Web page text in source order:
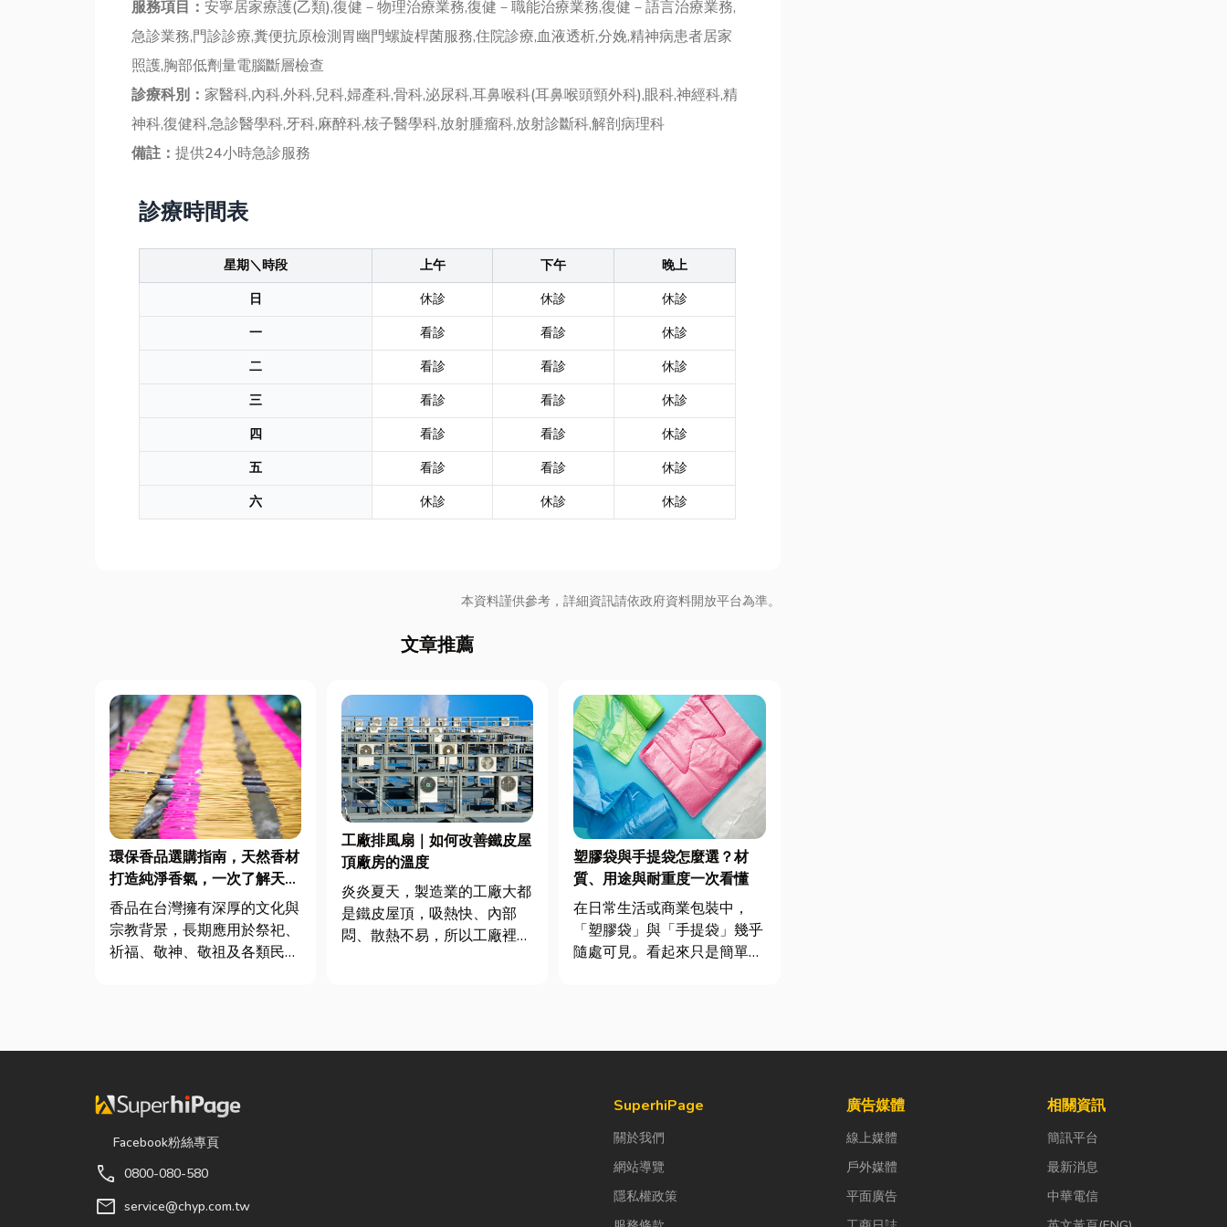
服務項目： 安寧居家療護(乙類),復健－物理治療業務,復健－職能治療業務,復健－語言治療業務,
急診業務,門診診療,糞便抗原檢測胃幽門螺旋桿菌服務,住院診療,血液透析,分娩,精神病患者居家
照護,胸部低劑量電腦斷層檢查
診療科別： 家醫科,內科,外科,兒科,婦產科,骨科,泌尿科,耳鼻喉科(耳鼻喉頭頸外科),眼科,神經科,精
神科,復健科,急診醫學科,牙科,麻醉科,核子醫學科,放射腫瘤科,放射診斷科,解剖病理科
備註： 提供24小時急診服務
診療時間表
星期＼時段 上午 下午
晚上
日
休診 休診
休診
一
看診 看診
休診
二
看診 看診
休診
三
看診 看診
休診
四
看診 看診
休診
五
看診 看診
休診
六
休診 休診 休診
本資料謹供參考，詳細資訊請依政府資料開放平台為準。
文章推薦
環保香品選購指南，天然香材
打造純淨香氣，一次了解天然
低煙香品特色
香品在台灣擁有深厚的文化與
宗教背景，長期應用於祭祀、
祈福、敬神、敬祖及各類民俗
型，從...
工廠排風扇｜如何改善鐵皮屋
頂廠房的溫度
炎炎夏天，製造業的工廠大都
是鐵皮屋頂，吸熱快、內部
悶、散熱不易，所以工廠裡的
塑膠袋與手提袋怎麼選？材
質、用途與耐重度一次看懂
在日常生活或商業包裝中，
「塑膠袋」與「手提袋」幾乎
隨處可見。看起來只是簡單的
提袋的...
Facebook粉絲專頁
call 0800-080-580
mail service@chyp.com.tw
SuperhiPage
關於我們
網站導覽
隱私權政策
廣告媒體
線上媒體
戶外媒體
平面廣告
相關資訊
簡訊平台
最新消息
中華電信